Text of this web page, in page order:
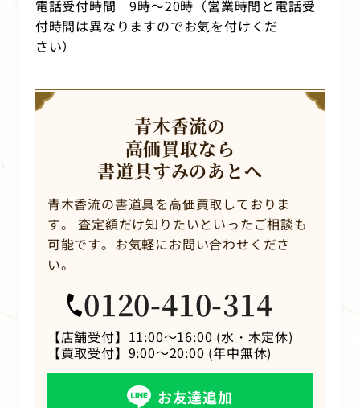
電話受付時間 9時～20時（営業時間と電話受
付時間は異なりますのでお気を付けくだ
さい）
青木香流の
高価買取なら
書道具すみのあとへ
青木香流の書道具を高価買取しておりま
す。
査定額だけ知りたいといったご相談も
可能です。お気軽にお問い合わせくださ
い。
0120-410-314
【店舗受付】 11:00～16:00 (水・木定休)
【買取受付】 9:00～20:00 (年中無休)
お友達追加